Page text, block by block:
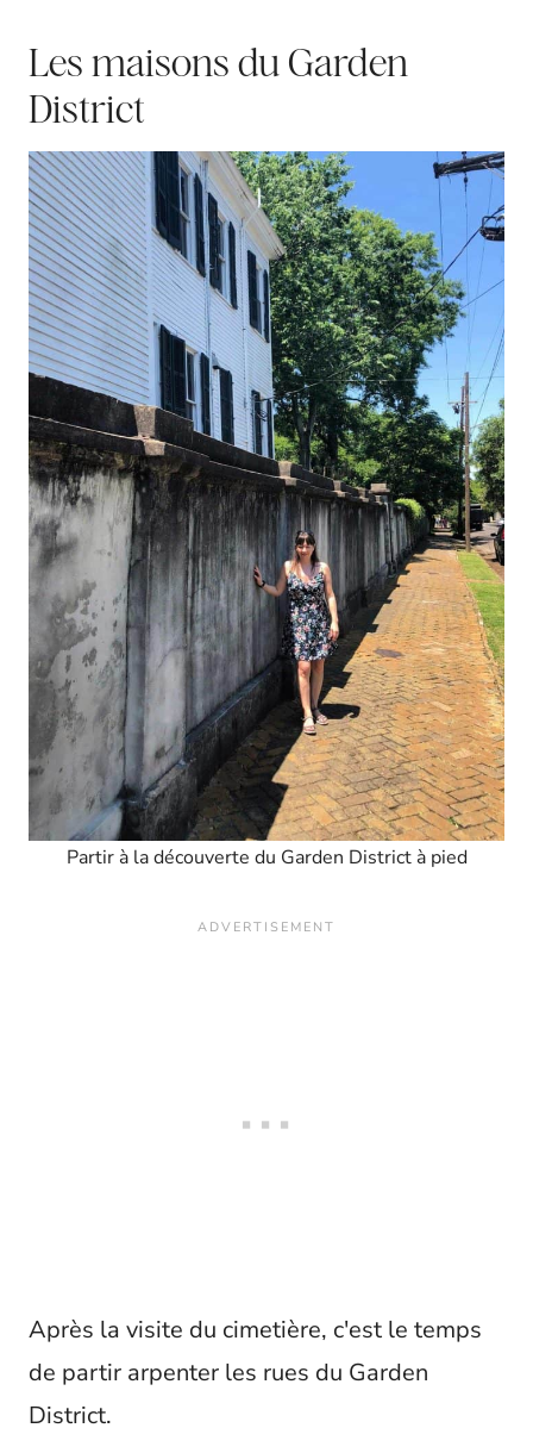
Les maisons du Garden
District
Partir à la découverte du Garden District à pied
Après la visite du cimetière, c'est le temps
de partir arpenter les rues du Garden
District.